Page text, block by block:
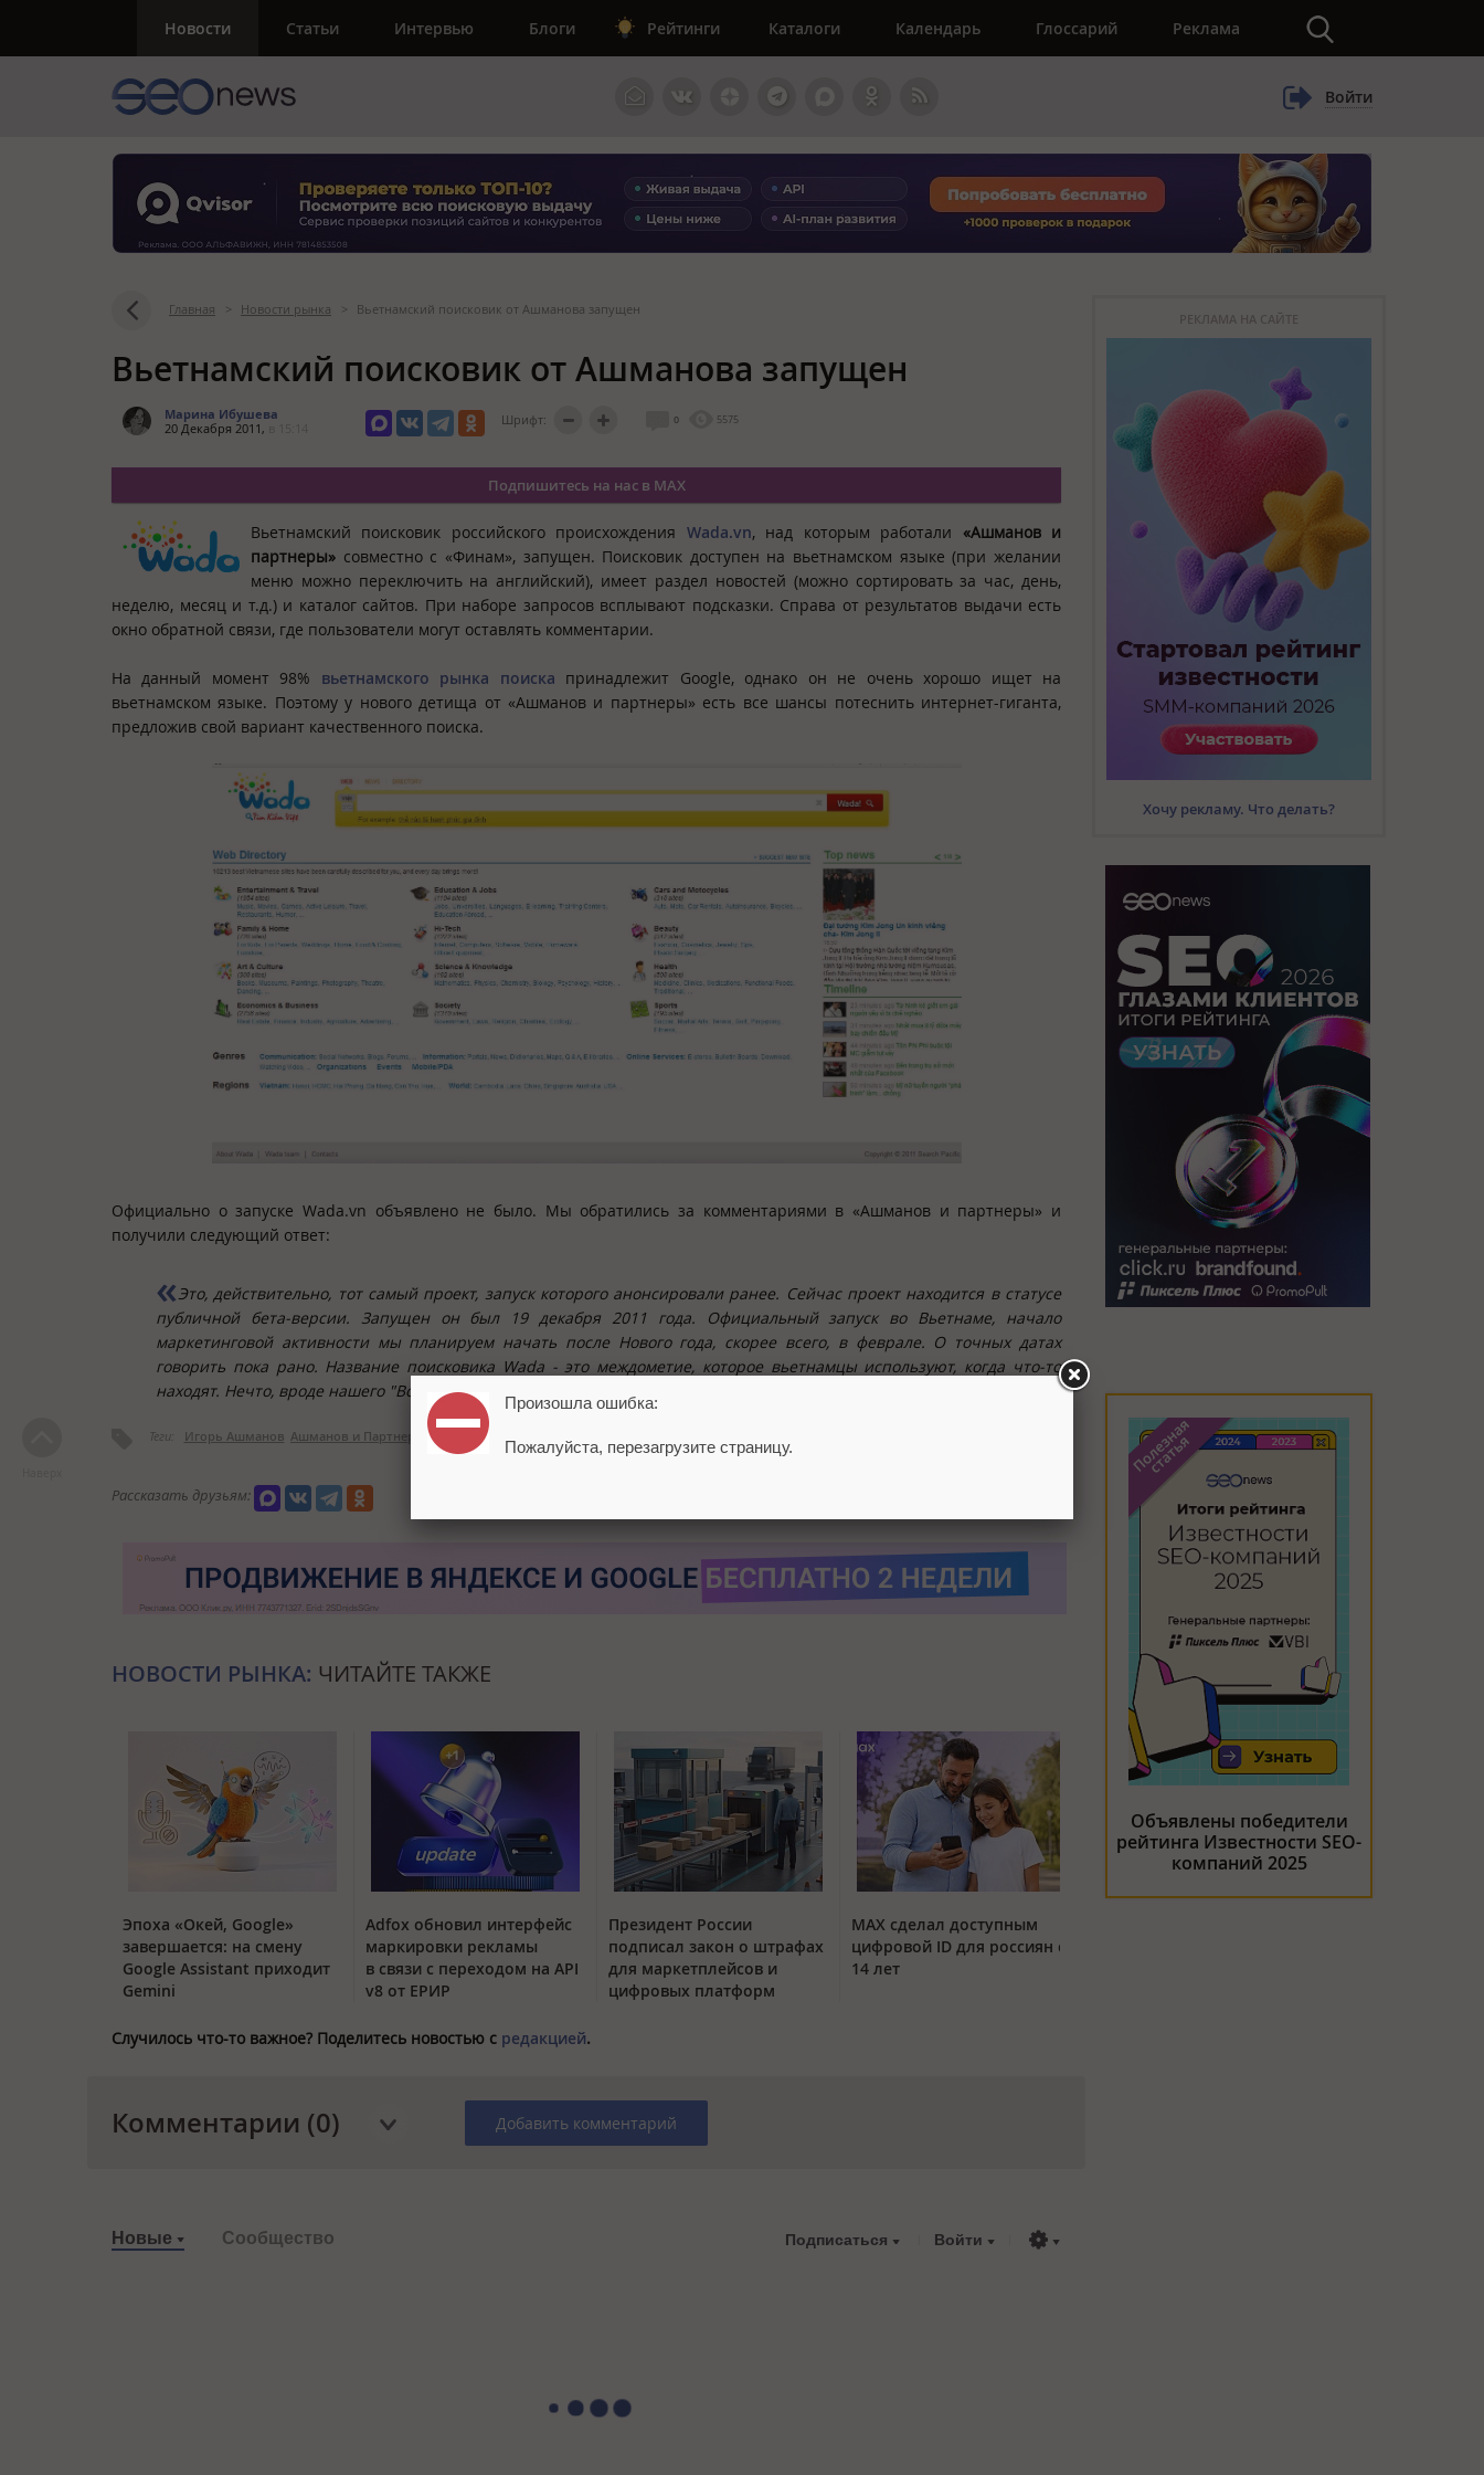
Новости Статьи Интервью Блоги Рейтинги Каталоги Календарь Глоссарий Реклама
Войти
Главная > Новости рынка > Вьетнамский поисковик от Ашманова запущен
Вьетнамский поисковик от Ашманова запущен
Марина Ибушева
20 Декабря 2011,
Шрифт: 0 5575
Подпишитесь на нас в MAX
Вьетнамский поисковик российского происхождения Wada.vn, над которым работали «Ашманов и
партнеры» совместно с «Финам», запущен. Поисковик доступен на вьетнамском языке (при желании
меню можно переключить на английский), имеет раздел новостей (можно сортировать за час, день,
неделю, месяц и т.д.) и каталог сайтов. При наборе запросов всплывают подсказки. Справа от результатов выдачи есть
окно обратной связи, где пользователи могут оставлять комментарии.
На данный момент 98% вьетнамского рынка поиска принадлежит Google, однако он не очень хорошо ищет на
вьетнамском языке. Поэтому у нового детища от «Ашманов и партнеры» есть все шансы потеснить интернет-гиганта,
предложив свой вариант качественного поиска.
Официально о запуске Wada.vn объявлено не было. Мы обратились за комментариями в «Ашманов и партнеры» и
получили следующий ответ:
Это, действительно, тот самый проект, запуск которого анонсировали ранее. Сейчас проект находится в статусе
публичной бета-версии. Запущен он был 19 декабря 2011 года. Официальный запуск во Вьетнаме, начало
маркетинговой активности мы планируем начать после Нового года, скорее всего, в феврале. О точных датах
говорить пока рано. Название поисковика Wada - это междометие, которое вьетнамцы используют, когда что-то
находят. Нечто, вроде нашего "Вот оно!"
Теги: Игорь Ашманов Ашманов и Партнеры Поисковые системы
Рассказать друзьям:
НОВОСТИ РЫНКА: ЧИТАЙТЕ ТАКЖЕ
Эпоха «Окей, Google»
завершается: на смену
Google Assistant приходит
Gemini
Adfox обновил интерфейс
маркировки рекламы
в связи с переходом на API
v8 от ЕРИР
Президент России
подписал закон о штрафах
для маркетплейсов и
цифровых платформ
MAX сделал доступным
цифровой ID для россиян с
14 лет
Случилось что-то важное? Поделитесь новостью с редакцией.
Комментарии (0) Добавить комментарий
Новые Сообщество Подписаться Войти
РЕКЛАМА НА САЙТЕ
Хочу рекламу. Что делать?
Объявлены победители
рейтинга Известности SEO-
компаний 2025
Произошла ошибка:
Пожалуйста, перезагрузите страницу.